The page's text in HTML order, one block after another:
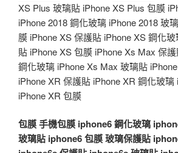
XS Plus 玻璃貼 iPhone XS Plus 包膜
iPhone 2018 鋼化玻璃 iPhone 2018 玻
膜 iPhone XS 保護貼 iPhone XS 鋼化
貼 iPhone XS 包膜 iPhone Xs Max 保
鋼化玻璃 iPhone Xs Max 玻璃貼
iPhone XR 保護貼 iPhone XR 鋼化玻
iPhone XR 包膜
包膜手機包膜 iphone6 鋼化玻璃
玻璃貼 iphone6 包膜玻璃保護貼